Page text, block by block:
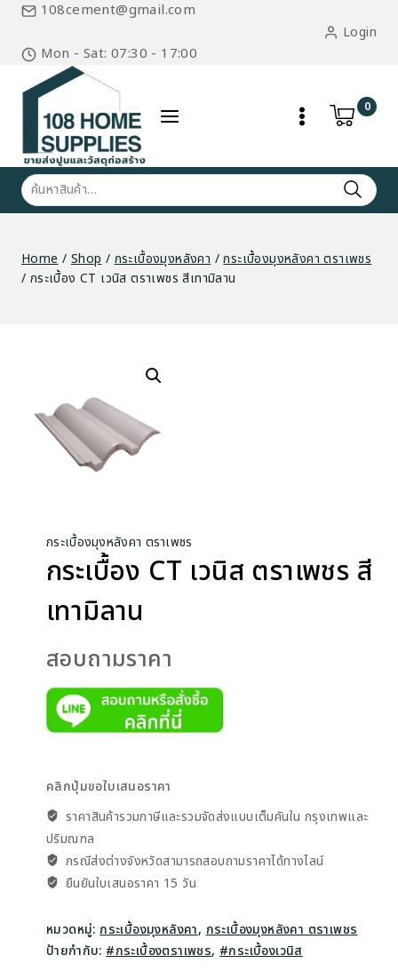
Skip
content
108cement@gmail.com
Mon - Sat: 07:30 - 17:00
Login
0
ค้นหา:
Home / Shop / กระเบื้องมุงหลังคา / กระเบื้องมุงหลังคา ตราเพชร
/ กระเบื้อง CT เวนิส ตราเพชร สีเทามิลาน
กระเบื้องมุงหลังคา ตราเพชร
กระเบื้อง CT เวนิส ตราเพชร สี
เทามิลาน
สอบถามราคา
คลิกปุ่มขอใบเสนอราคา
ราคาสินค้ารวมภาษีและรวมจัดส่งแบบเต็มคันใน กรุงเทพและ
ปริมณฑล
กรณีส่งต่างจังหวัดสามารถสอบถาม​ราคาได้ทางไลน์
ยืนยันใบเสนอราคา 15 วัน
หมวดหมู่: กระเบื้องมุงหลังคา, กระเบื้องมุงหลังคา ตราเพชร
ป้ายกำกับ: #กระเบื้องตราเพชร, #กระเบื้องเวนิส